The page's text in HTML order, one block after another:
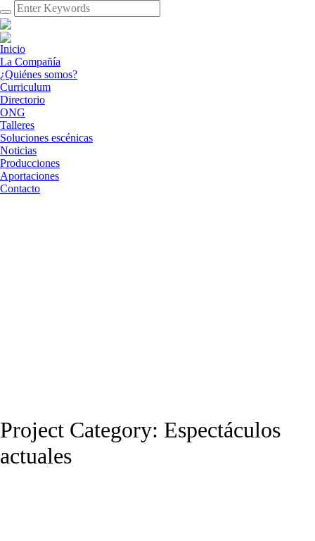
Inicio
La Compañía
¿Quiénes somos?
Curriculum
Directorio
ONG
Talleres
Soluciones escénicas
Noticias
Producciones
Aportaciones
Contacto
Project Category: Espectáculos
actuales